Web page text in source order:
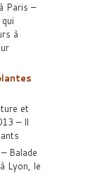
Paris –
à
et
– Il
– Balade
Lyon, le